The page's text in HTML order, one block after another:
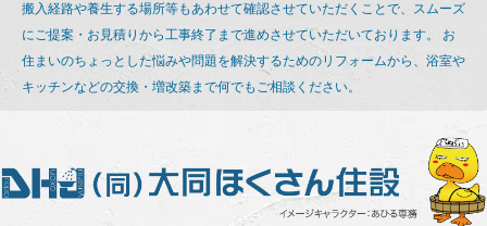
搬入経路や養生する場所等もあわせて確認させていただくことで、スムーズ
にご提案・お見積りから工事終了まで進めさせていただいております。
お
住まいのちょっとした悩みや問題を解決するためのリフォームから、浴室や
キッチンなどの交換・増改築まで何でもご相談ください。